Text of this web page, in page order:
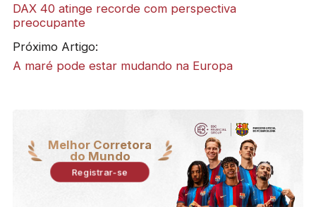
DAX 40 atinge recorde com perspectiva
preocupante
Próximo Artigo:
A maré pode estar mudando na Europa
Melhor Corretora
do Mundo
Registrar-se